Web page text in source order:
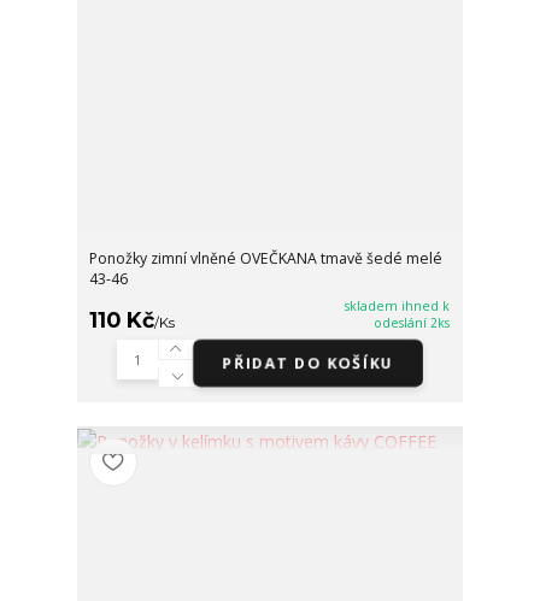
Ponožky zimní vlněné OVEČKANA tmavě šedé melé
43-46
110 Kč/Ks
skladem ihned k
odeslání 2ks
PŘIDAT DO KOŠÍKU